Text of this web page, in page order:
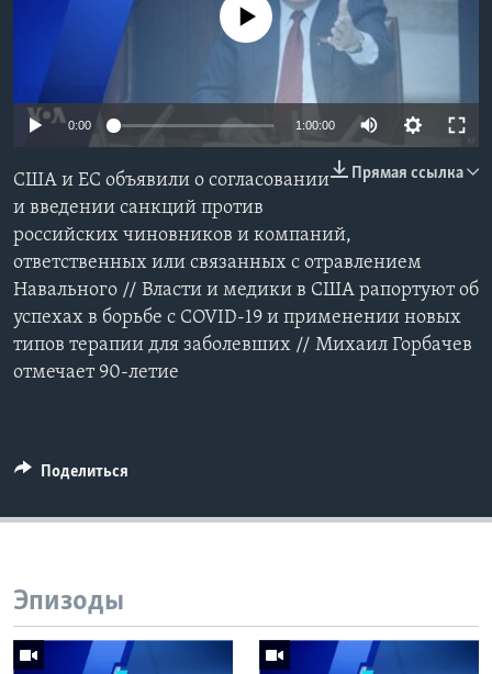
Learning English
СОЦИАЛЬНЫЕ СЕТИ
Языки
No media source currently available
0:00 1:00:00
Прямая ссылка
США и ЕС объявили о согласовании
и введении санкций против
российских чиновников и компаний,
ответственных или связанных с отравлением
Навального // Власти и медики в США рапортуют об
успехах в борьбе с COVID-19 и применении новых
типов терапии для заболевших // Михаил Горбачев
отмечает 90-летие
Поделиться
Эпизоды